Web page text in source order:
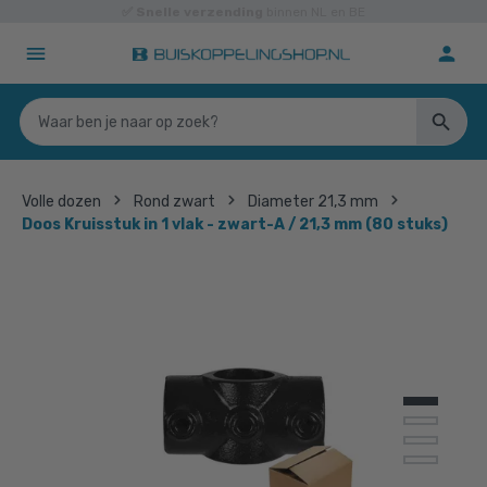
Volle dozen Rond zwart
Diameter 21,3 mm
Doos Kruisstuk in 1 vlak - zwart-A / 21,3 mm (80 stuks)